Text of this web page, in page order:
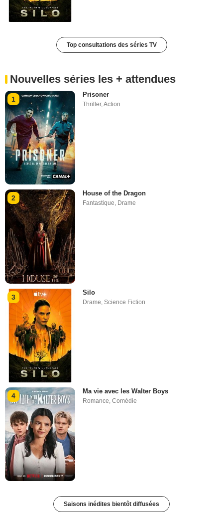
Top consultations des séries TV
Nouvelles séries les + attendues
1
Prisoner
Thriller,Action
2
House of the Dragon
Fantastique, Drame
3
Silo
Drame ,Science Fiction
4
Ma vie avec les Walter Boys
Romance,Comédie
Saisons inédites bientôt diffusées